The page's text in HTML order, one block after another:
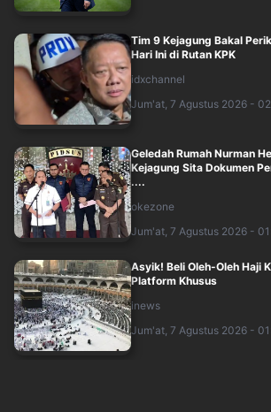
Tim 9 Kejagung Bakal
Hari Ini di Rutan KPK
idxchannel
Jum'at, 7 Agustus 2026 -
Geledah Rumah Nurman
Kejagung Sita Dokumen
....
okezone
Jum'at, 7 Agustus 2026 -
Asyik! Beli Oleh-Oleh Haji
Platform Khusus
inews
Jum'at, 7 Agustus 2026 -